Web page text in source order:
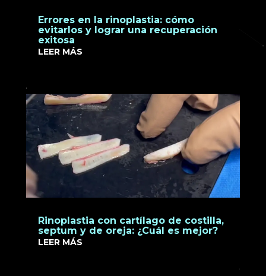
Errores en la rinoplastia: cómo
evitarlos y lograr una recuperación
exitosa
LEER MÁS
Rinoplastia con cartílago de costilla,
septum y de oreja: ¿Cuál es mejor?
LEER MÁS